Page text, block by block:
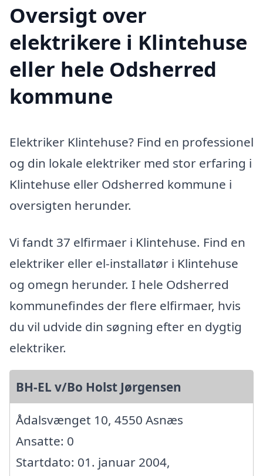
Oversigt over
elektrikere i Klintehuse
eller hele Odsherred
kommune
Elektriker Klintehuse? Find en professionel
og din lokale elektriker med stor erfaring i
Klintehuse eller Odsherred kommune i
oversigten herunder.
Vi fandt 37 elfirmaer i Klintehuse. Find en
elektriker eller el-installatør i Klintehuse
og omegn herunder. I hele Odsherred
kommunefindes der flere elfirmaer, hvis
du vil udvide din søgning efter en dygtig
elektriker.
BH-EL v/Bo Holst Jørgensen
Ådalsvænget 10, 4550 Asnæs
Ansatte: 0
Startdato: 01. januar 2004,